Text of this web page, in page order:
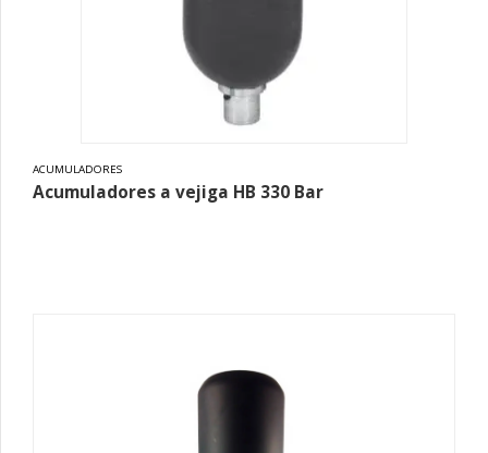
ACUMULADORES
Acumuladores a vejiga HB 330 Bar